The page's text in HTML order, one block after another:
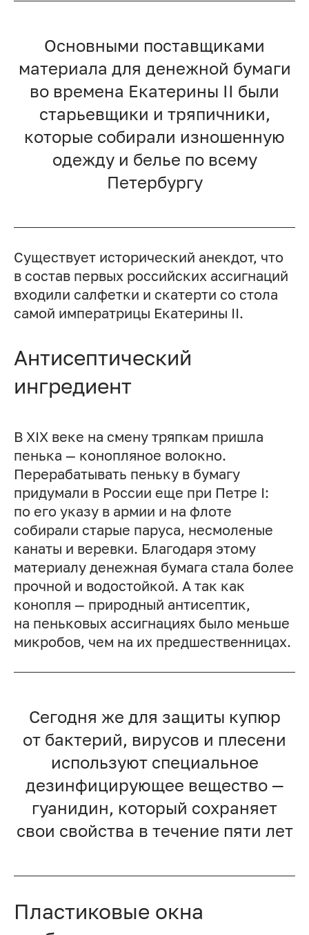
Основными поставщиками
материала для денежной бумаги
во времена Екатерины II были
старьевщики и тряпичники,
которые собирали изношенную
одежду и белье по всему
Петербургу
Существует исторический анекдот, что
в состав первых российских ассигнаций
входили салфетки и скатерти со стола
самой императрицы Екатерины II.
Антисептический
ингредиент
В XIX веке на смену тряпкам пришла
пенька — конопляное волокно.
Перерабатывать пеньку в бумагу
придумали в России еще при Петре I:
по его указу в армии и на флоте
собирали старые паруса, несмоленые
канаты и веревки. Благодаря этому
материалу денежная бумага стала более
прочной и водостойкой. А так как
конопля — природный антисептик,
на пеньковых ассигнациях было меньше
микробов, чем на их предшественницах.
Сегодня же для защиты купюр
от бактерий, вирусов и плесени
используют специальное
дезинфицирующее вещество —
гуанидин, который сохраняет
свои свойства в течение пяти лет
Пластиковые окна